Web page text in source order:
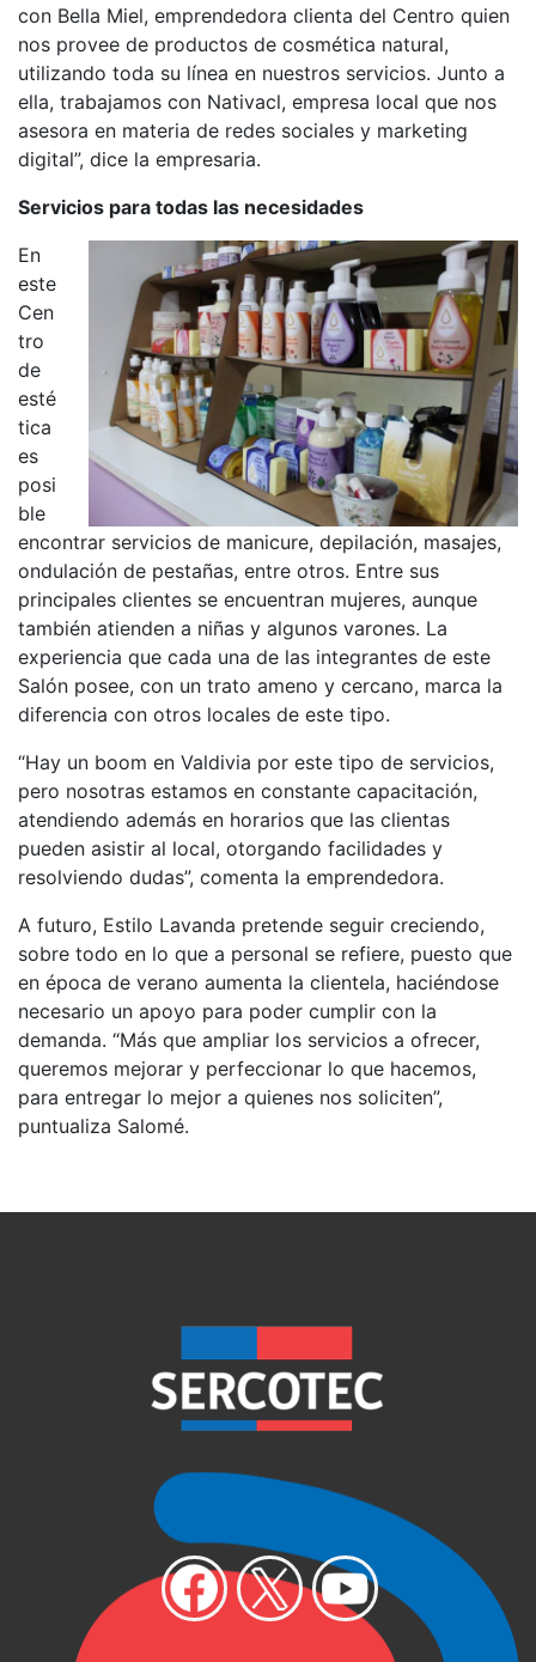
con Bella Miel, emprendedora clienta del Centro quien
nos provee de productos de cosmética natural,
utilizando toda su línea en nuestros servicios. Junto a
ella, trabajamos con Nativacl, empresa local que nos
asesora en materia de redes sociales y marketing
digital”, dice la empresaria.
Servicios para todas las necesidades
En
este
Cen
tro
de
esté
tica
es
posi
ble
encontrar servicios de manicure, depilación, masajes,
ondulación de pestañas, entre otros. Entre sus
principales clientes se encuentran mujeres, aunque
también atienden a niñas y algunos varones. La
experiencia que cada una de las integrantes de este
Salón posee, con un trato ameno y cercano, marca la
diferencia con otros locales de este tipo.
“Hay un boom en Valdivia por este tipo de servicios,
pero nosotras estamos en constante capacitación,
atendiendo además en horarios que las clientas
pueden asistir al local, otorgando facilidades y
resolviendo dudas”, comenta la emprendedora.
A futuro, Estilo Lavanda pretende seguir creciendo,
sobre todo en lo que a personal se refiere, puesto que
en época de verano aumenta la clientela, haciéndose
necesario un apoyo para poder cumplir con la
demanda. “Más que ampliar los servicios a ofrecer,
queremos mejorar y perfeccionar lo que hacemos,
para entregar lo mejor a quienes nos soliciten”,
puntualiza Salomé.